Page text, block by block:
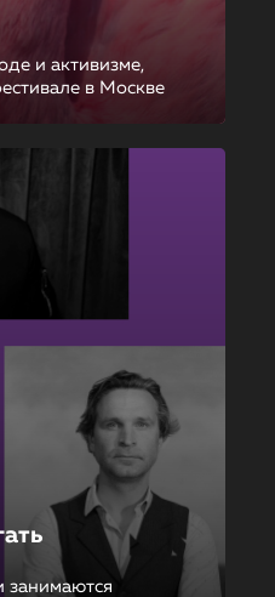
и активизме,
в Москве